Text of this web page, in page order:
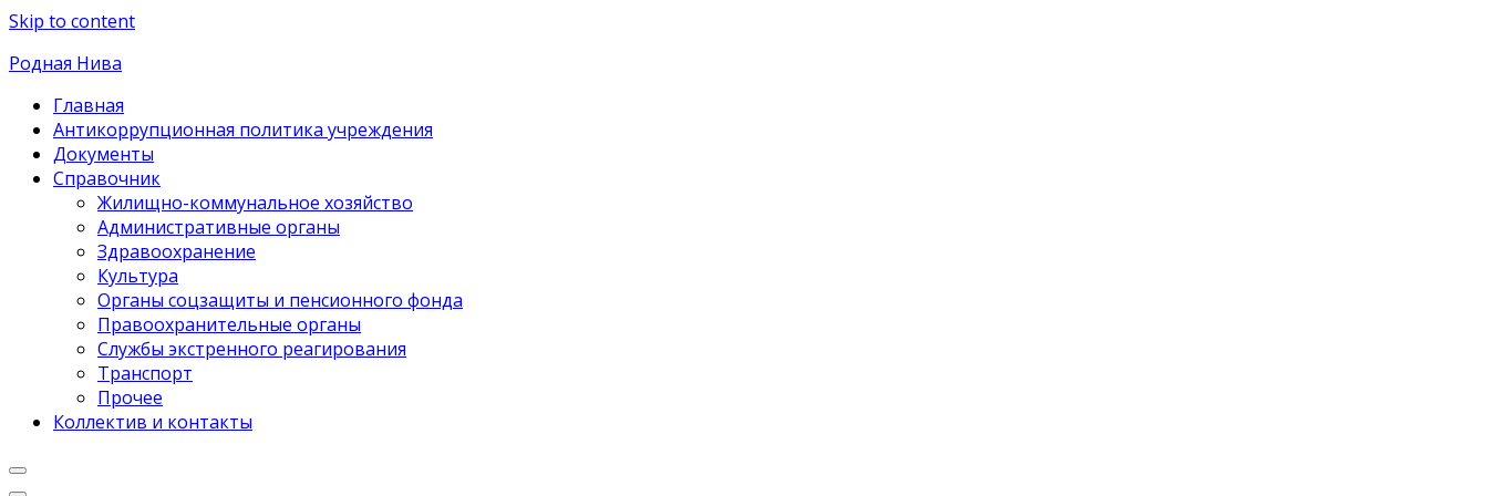
Skip to content
Родная Нива
Главная
Антикоррупционная политика учреждения
Документы
Справочник
Жилищно-коммунальное хозяйство
Административные органы
Здравоохранение
Культура
Органы соцзащиты и пенсионного фонда
Правоохранительные органы
Службы экстренного реагирования
Транспорт
Прочее
Коллектив и контакты